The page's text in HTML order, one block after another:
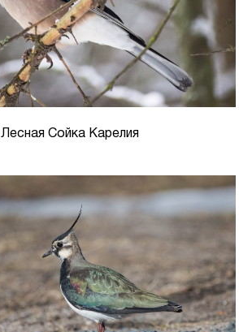
Лесная Сойка Карелия